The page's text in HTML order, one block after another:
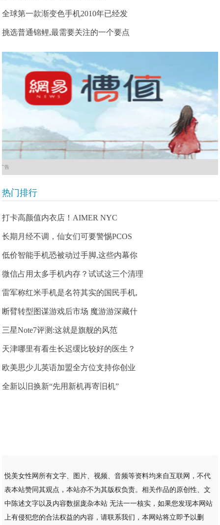
全球第一款渐变色手机2010年已经发
挑选普通锦鲤,最需要关注的一个要点
广告
热门排行
打卡高颜值内衣店！AIMER NYC
长期月经不调，仙女们可要警惕PCOS
低价智能手机恐被动过手脚,这些内幕你
微信占用太多手机内存？试试这三个清理
雷军称红米手机是名符其实的国民手机,
断臂转型图谋游戏后市场 魔游游深藏什
三星Note7评测:这就是旗舰的风范
天津哪里有看生长迟缓比较好的医生？
欧美思少儿英语加盟全方位支持你创业
全新以旧换新“先用新机再寄旧机”
悦美女性网所有文字、图片、视频、音频等资料均来自互联网，不代
表本站赞同其观点，本站亦不为其版权负责。相关作品的原创性、文
中陈述文字以及内容数据庞杂本站 无法一一核实，如果您发现本网站
上有侵犯您的合法权益的内容，请联系我们，本网站将立即予以删